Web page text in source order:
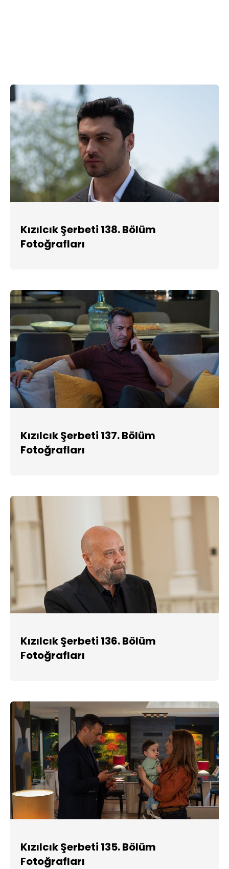
Kızılcık Şerbeti 138. Bölüm
Fotoğrafları
Kızılcık Şerbeti 137. Bölüm
Fotoğrafları
Kızılcık Şerbeti 136. Bölüm
Fotoğrafları
Kızılcık Şerbeti 135. Bölüm
Fotoğrafları